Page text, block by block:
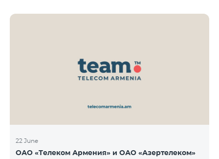
22 June
ОАО «Телеком Армения» и ОАО «Азертелеком»